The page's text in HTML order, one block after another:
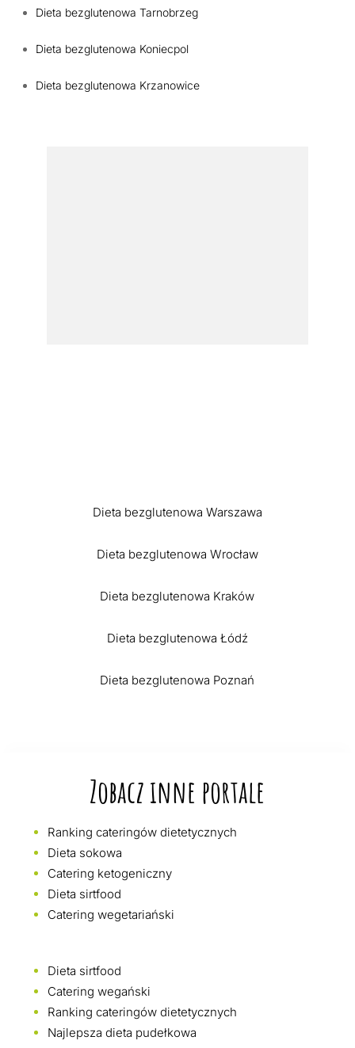
Dieta bezglutenowa Tarnobrzeg
Dieta bezglutenowa Koniecpol
Dieta bezglutenowa Krzanowice
Dieta bezglutenowa Warszawa
Dieta bezglutenowa Wrocław
Dieta bezglutenowa Kraków
Dieta bezglutenowa Łódź
Dieta bezglutenowa Poznań
Zobacz inne portale
Ranking cateringów dietetycznych
Dieta sokowa
Catering ketogeniczny
Dieta sirtfood
Catering wegetariański
Dieta sirtfood
Catering wegański
Ranking cateringów dietetycznych
Najlepsza dieta pudełkowa